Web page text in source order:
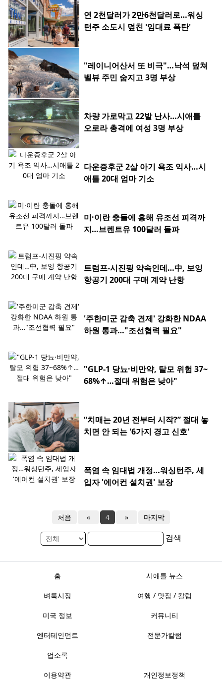
연 2천달러가 2만6천달러로…워싱
턴주 소도시 덮친 '임대료 폭탄'
"레이니어산서 또 비극"…낙석 덮쳐
벨뷰 주민 숨지고 3명 부상
차량 가로막고 22발 난사…시애틀
오로라 총격에 여성 3명 부상
다운증후군 2살 아기 욕조 익사…시
애틀 20대 엄마 기소
미·이란 충돌에 홍해 유조선 피격까
지…브렌트유 100달러 돌파
트럼프-시진핑 약속인데…中, 보잉
항공기 200대 구매 계약 난항
'주한미군 감축 견제' 강화한 NDAA
하원 통과…"조선협력 필요"
"GLP-1 당뇨·비만약, 탈모 위험 37~
68%↑…절대 위험은 낮아"
“치매는 20년 전부터 시작?” 절대 놓
치면 안 되는 '6가지 경고 신호'
폭염 속 임대법 개정…워싱턴주, 세
입자 '에어컨 설치권' 보장
처음 « 4 » 마지막
검색
홈 시애틀 뉴스
벼룩시장 여행 / 맛집 / 칼럼
미국 정보 커뮤니티
엔터테인먼트 전문가칼럼
업소록
이용약관 개인정보정책